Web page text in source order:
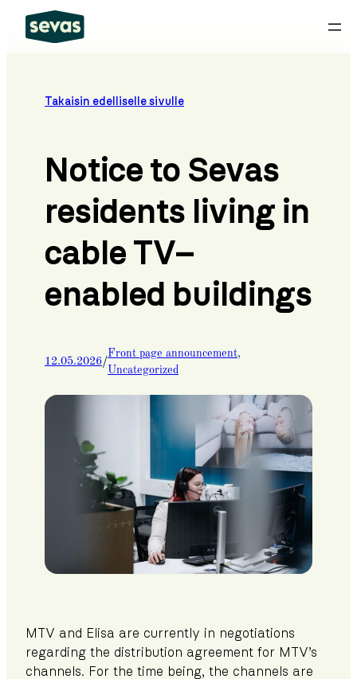
Skip
Takaisin edelliselle sivulle
Notice to Sevas
residents living in
cable TV–
enabled buildings
12.05.2026/
Front page announcement
Uncategorized
MTV and Elisa are currently in negotiations
regarding the distribution agreement for MTV’s
channels. For the time being, the channels are